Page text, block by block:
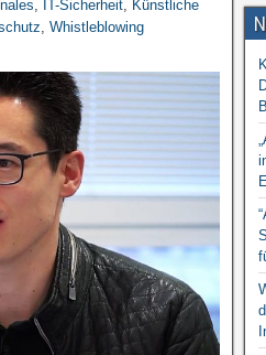
, IT-Sicherheit, Künstliche
, Whistleblowing